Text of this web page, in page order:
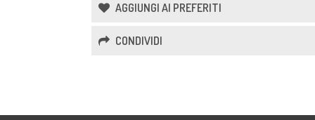
AGGIUNGI AI PREFERITI
CONDIVIDI